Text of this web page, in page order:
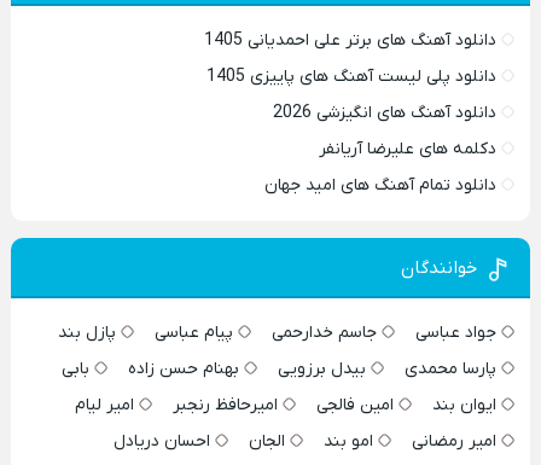
دانلود آهنگ های برتر علی احمدیانی 1405
دانلود پلی لیست آهنگ های پاییزی 1405
دانلود آهنگ های انگیزشی 2026
دکلمه های علیرضا آریانفر
دانلود تمام آهنگ های امید جهان
خوانندگان
جواد عباسی جاسم خدارحمی پیام عباسی
پازل بند
پارسا محمدی
بیدل برزویی بهنام حسن زاده
بابی
ایوان بند
امین فالجی امیرحافظ رنجبر
امیر لیام
امیر رمضانی
امو بند الجان
احسان دریادل